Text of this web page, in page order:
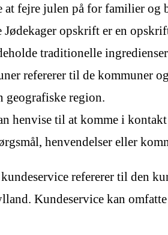
at fejre julen på for familier og
opskrift er en
traditionelle
refererer til de kommuner
geografiske region.
henvise til at komme i
henvendelser eller
refererer til den
Kundeservice kan